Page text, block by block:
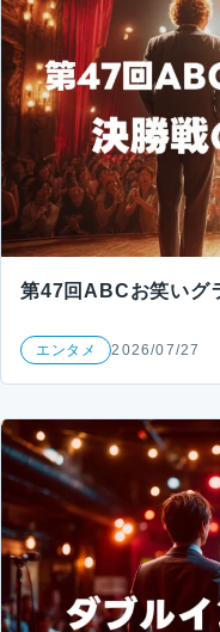
第47回ABCお笑いグ
エンタメ 2026/07/27